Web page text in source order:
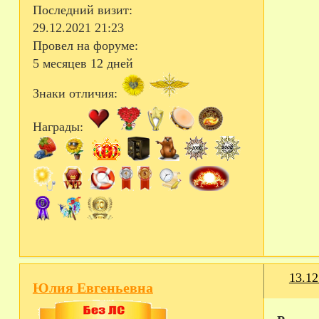
Последний визит:
29.12.2021 21:23
Провел на форуме:
5 месяцев 12 дней
Знаки отличия:
Награды:
Юлия Евгеньевна